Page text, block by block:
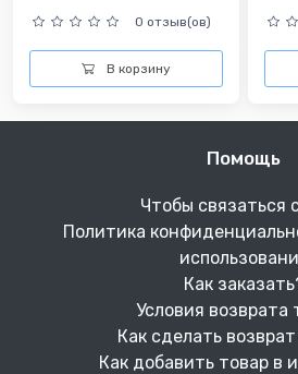
0 отзыв(ов)
В корзину
Помощь
Чтобы связаться
Политика
Как
Условия возврата
Как сделать
Как добавить товар в